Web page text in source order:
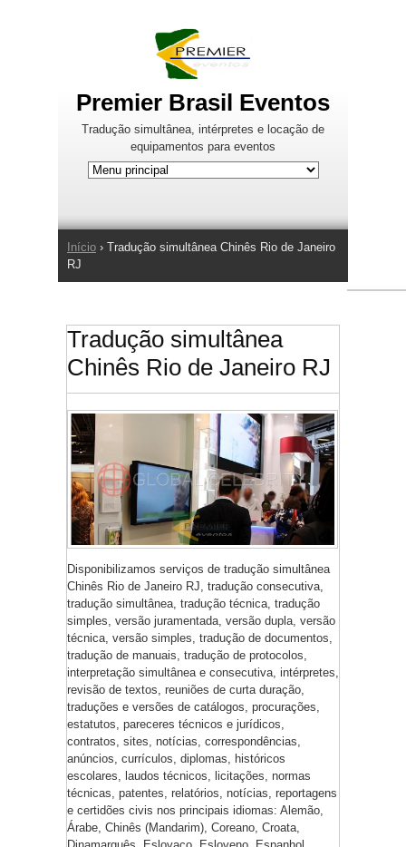
Premier Brasil Eventos
Tradução simultânea, intérpretes e locação de
equipamentos para eventos
Você está aqui
Início › Tradução simultânea Chinês Rio de Janeiro
RJ
Tradução simultânea
Chinês Rio de Janeiro RJ
Disponibilizamos serviços de tradução simultânea
Chinês Rio de Janeiro RJ, tradução consecutiva,
tradução simultânea, tradução técnica, tradução
simples, versão juramentada, versão dupla, versão
técnica, versão simples, tradução de documentos,
tradução de manuais, tradução de protocolos,
interpretação simultânea e consecutiva, intérpretes,
revisão de textos, reuniões de curta duração,
traduções e versões de catálogos, procurações,
estatutos, pareceres técnicos e jurídicos,
contratos, sites, notícias, correspondências,
anúncios, currículos, diplomas, históricos
escolares, laudos técnicos, licitações, normas
técnicas, patentes, relatórios, notícias, reportagens
e certidões civis nos principais idiomas: Alemão,
Árabe, Chinês (Mandarim), Coreano, Croata,